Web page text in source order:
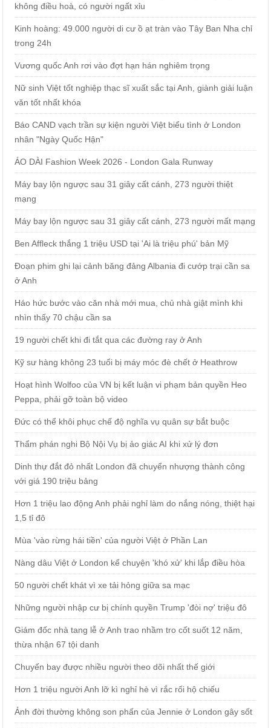
không điều hoà, có người ngất xỉu
Kinh hoàng: 49.000 người di cư ồ ạt tràn vào Tây Ban Nha chỉ
trong 24h
Vương quốc Anh rơi vào đợt hạn hán nghiêm trọng
Nữ sinh Việt tốt nghiệp thạc sĩ xuất sắc tại Anh, giành giải luận
văn tốt nhất khóa
Báo CAND vạch trần sự kiện người Việt biểu tình ở London
nhân "Ngày Quốc Hận"
ÁO DÀI Fashion Week 2026 - London Gala Runway
Máy bay lộn ngược sau 31 giây cất cánh, 273 người thiệt
mạng
Máy bay lộn ngược sau 31 giây cất cánh, 273 người mất mạng
Ben Affleck thắng 1 triệu USD tại 'Ai là triệu phú' bản Mỹ
Đoạn phim ghi lại cảnh băng đảng Albania đi cướp trại cần sa
ở Anh
Háo hức bước vào căn nhà mới mua, chủ nhà giật mình khi
nhìn thấy 70 chậu cần sa
19 người chết khi đi tắt qua các đường ray ở Anh
Kỹ sư hàng không 23 tuổi bị máy móc đè chết ở Heathrow
Hoạt hình Wolfoo của VN bị kết luận vi phạm bản quyền Heo
Peppa, phải gỡ toàn bộ video
Đức có thể khôi phục chế độ nghĩa vụ quân sự bắt buộc
Thẩm phán nghi Bộ Nội Vụ bị ảo giác AI khi xử lý đơn
Dinh thự đắt đỏ nhất London đã chuyển nhượng thành công
với giá 190 triệu bảng
Hơn 1 triệu lao động Anh phải nghỉ làm do nắng nóng, thiệt hại
1,5 tỉ đô
Mùa 'vào rừng hái tiền' của người Việt ở Phần Lan
Nàng dâu Việt ở London kể chuyện 'khó xử' khi lắp điều hòa
50 người chết khát vì xe tải hỏng giữa sa mạc
Những người nhập cư bị chính quyền Trump 'đòi nợ' triệu đô
Giám đốc nhà tang lễ ở Anh trao nhầm tro cốt suốt 12 năm,
thừa nhận 67 tội danh
Chuyến bay được nhiều người theo dõi nhất thế giới
Hơn 1 triệu người Anh lỡ kì nghỉ hè vì rắc rối hộ chiếu
Ảnh đời thường không son phấn của Jennie ở London gây sốt